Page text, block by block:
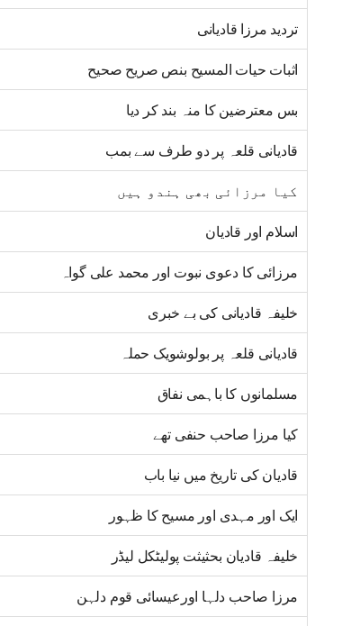
تردید مرزا قادیانی
اثبات حیات المسیح بنص صریح صحیح
بس معترضین کا منہ بند کر دیا
قادیانی قلعہ پر دو طرف سے بمب
کیا مرزائی بھی ہندو ہیں
اسلام اور قادیان
مرزائی کا دعوی نبوت اور محمد علی گواہ
خلیفہ قادیانی کی بے خبری
قادیانی قلعہ پر بولوشویک حملہ
مسلمانوں کا باہمی نفاق
کیا مرزا صاحب حنفی تھے
قادیان کی تاریخ میں نیا باب
ایک اور مہدی اور مسیح کا ظہور
خلیفہ قادیان بحثیثت پولیٹکل لیڈر
مرزا صاحب دلہا اورعیسائی قوم دلہن